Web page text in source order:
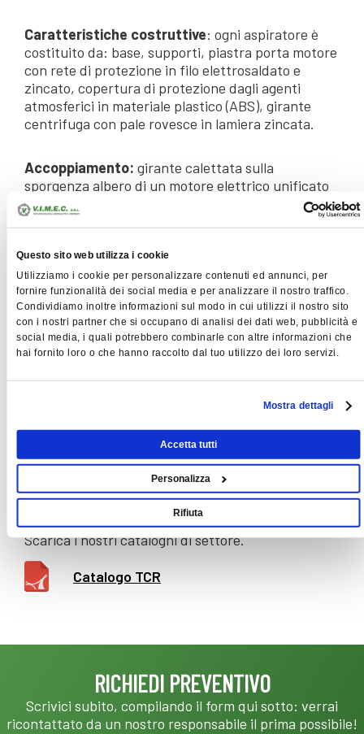
Questo sito web utilizza i cookie
Utilizziamo i cookie per personalizzare contenuti ed annunci, per
fornire funzionalità dei social media e per analizzare il nostro traffico.
Condividiamo inoltre informazioni sul modo in cui utilizzi il nostro sito
con i nostri partner che si occupano di analisi dei dati web, pubblicità e
social media, i quali potrebbero combinarle con altre informazioni che
hai fornito loro o che hanno raccolto dal tuo utilizzo dei loro servizi.
Mostra dettagli
Accetta tutti
Personalizza
Rifiuta
Caratteristiche costruttive: ogni aspiratore è
costituito da: base, supporti, piastra porta motore
con rete di protezione in filo elettrosaldato e
zincato, copertura di protezione dagli agenti
atmosferici in materiale plastico (ABS), girante
centrifuga con pale rovesce in lamiera zincata.
Accoppiamento: girante calettata sulla
sporgenza albero di un motore elettrico unificato
(IEC34/01) con ventilazione esterna, portezione
IP55 cl.F, accoppiamenti possibili:
- a mot. el. singola velocità monofase V.230 Hz50
- a mot. el. doppia velocità (avvolgimenti separati
Y/Y) trifase V.400 Hz50
Accessori:serranda a gravità, costruzione in
lamiera zincata.
su richiesta in versione
400°C solo per due ore (omologazione CTICM).
ALLEGATI
Scarica i nostri cataloghi di settore.
Catalogo TCR
RICHIEDI PREVENTIVO
Scrivici subito, compilando il form qui sotto: verrai
ricontattato da un nostro responsabile il prima possibile!